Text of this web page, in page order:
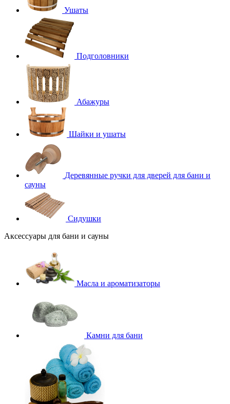
Ушаты
Подголовники
Абажуры
Шайки и ушаты
Деревянные ручки для дверей для бани и
сауны
Сидушки
Аксессуары для бани и сауны
Масла и ароматизаторы
Камни для бани